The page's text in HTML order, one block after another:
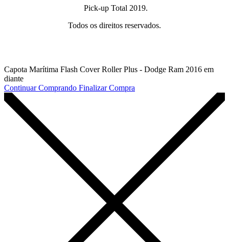
Pick-up Total 2019.
Todos os direitos reservados.
Capota Marítima Flash Cover Roller Plus - Dodge Ram 2016 em
diante
Continuar Comprando Finalizar Compra